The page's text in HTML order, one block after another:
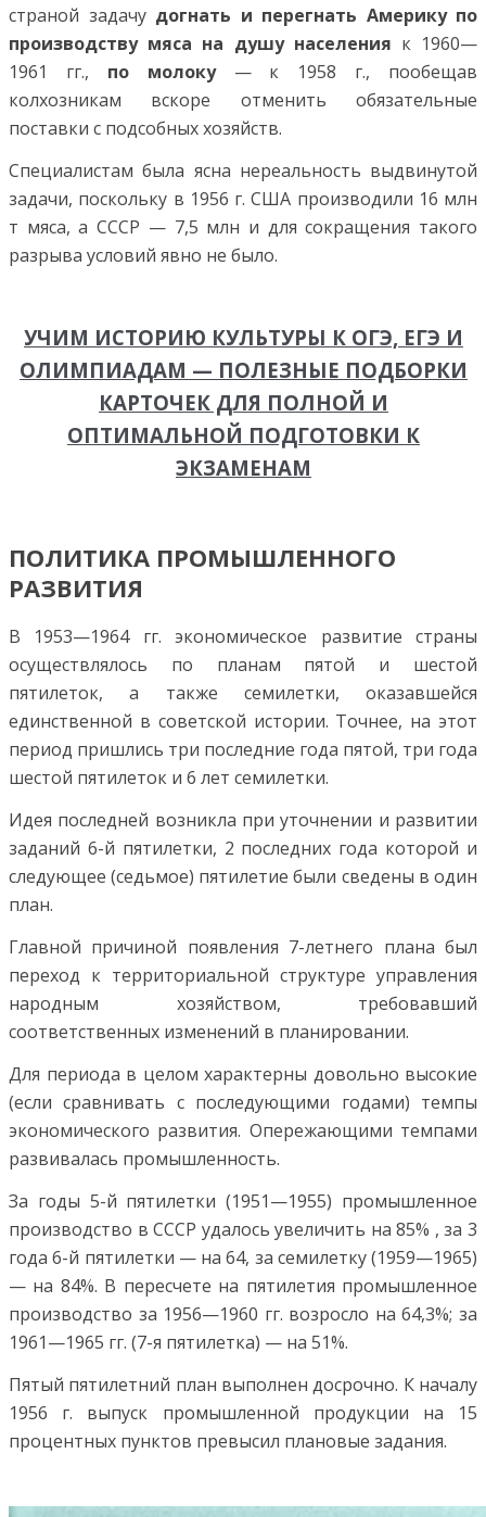
страной задачу догнать и перегнать Америку по
производству мяса на душу населения к 1960—
1961 гг., по молоку— к 1958 г., пообещав
колхозникам вскоре отменить обязательные
поставки с подсобных хозяйств.
Специалистам была ясна нереальность выдвинутой
задачи, поскольку в 1956 г. США производили 16 млн
т мяса, а СССР — 7,5 млн и для сокращения такого
разрыва условий явно не было.
УЧИМ ИСТОРИЮ КУЛЬТУРЫ К ОГЭ, ЕГЭ И
ОЛИМПИАДАМ — ПОЛЕЗНЫЕ ПОДБОРКИ
КАРТОЧЕК ДЛЯ ПОЛНОЙ И
ОПТИМАЛЬНОЙ ПОДГОТОВКИ К
ЭКЗАМЕНАМ
ПОЛИТИКА ПРОМЫШЛЕННОГО
РАЗВИТИЯ
В 1953—1964 гг. экономическое развитие страны
осуществлялось по планам пятой и шестой
пятилеток, а также семилетки, оказавшейся
единственной в советской истории. Точнее, на этот
период пришлись три последние года пятой, три года
шестой пятилеток и 6 лет семилетки.
Идея последней возникла при уточнении и развитии
заданий 6-й пятилетки, 2 последних года которой и
следующее (седьмое) пятилетие были сведены в один
план.
Главной причиной появления 7-летнего плана был
переход к территориальной структуре управления
народным хозяйством, требовавший
соответственных изменений в планировании.
Для периода в целом характерны довольно высокие
(если сравнивать с последующими годами) темпы
экономического развития. Опережающими темпами
развивалась промышленность.
За годы 5-й пятилетки (1951—1955) промышленное
производство в СССР удалось увеличить на 85% , за 3
года 6-й пятилетки — на 64, за семилетку (1959—1965)
— на 84%. В пересчете на пятилетия промышленное
производство за 1956—1960 гг. возросло на 64,3%; за
1961—1965 гг. (7-я пятилетка) — на 51%.
Пятый пятилетний план выполнен досрочно. К началу
1956 г. выпуск промышленной продукции на 15
процентных пунктов превысил плановые задания.